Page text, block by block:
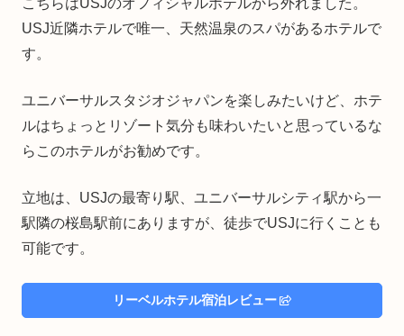
こちらはUSJのオフィシャルホテルから外れました。
USJ近隣ホテルで唯一、天然温泉のスパがあるホテルで
す。
ユニバーサルスタジオジャパンを楽しみたいけど、ホテ
ルはちょっとリゾート気分も味わいたいと思っているな
らこのホテルがお勧めです。
立地は、USJの最寄り駅、ユニバーサルシティ駅から一
駅隣の桜島駅前にありますが、徒歩でUSJに行くことも
可能です。
リーベルホテル宿泊レビュー